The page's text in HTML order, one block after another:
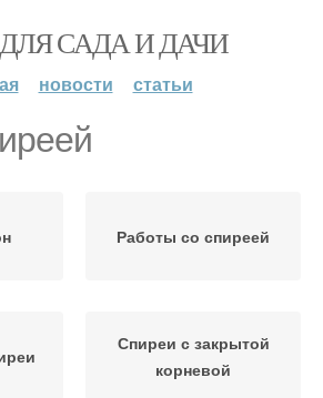
САДА И ДАЧИ
новости статьи
Работы со спиреей
Спиреи с закрытой
корневой